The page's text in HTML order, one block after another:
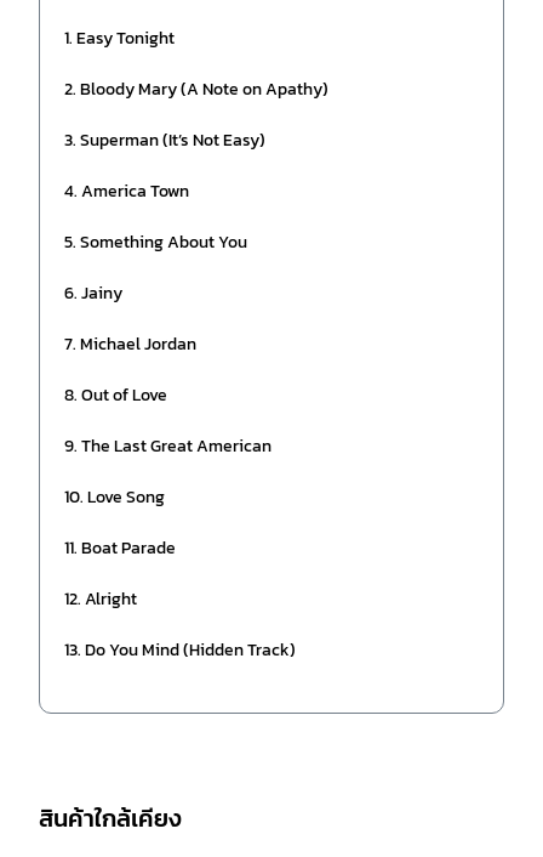
1. Easy Tonight
2. Bloody Mary (A Note on Apathy)
3. Superman (It’s Not Easy)
4. America Town
5. Something About You
6. Jainy
7. Michael Jordan
8. Out of Love
9. The Last Great American
10. Love Song
11. Boat Parade
12. Alright
13. Do You Mind (Hidden Track)
สินค้าใกล้เคียง